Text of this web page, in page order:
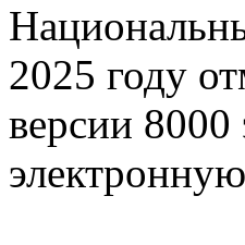
2025 году
версии 8000